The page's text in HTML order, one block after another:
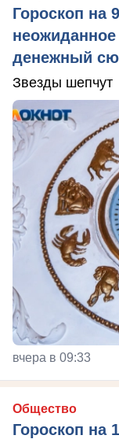
Гороскоп на
денежный
Звезды шепчут
вчера в 09:33
Общество
Гороскоп на